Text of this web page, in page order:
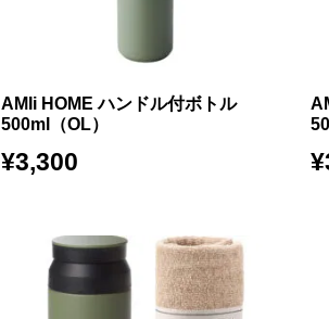
AMIi HOME ハンドル付ボトル
500ml（OL）
¥3,300 ¥